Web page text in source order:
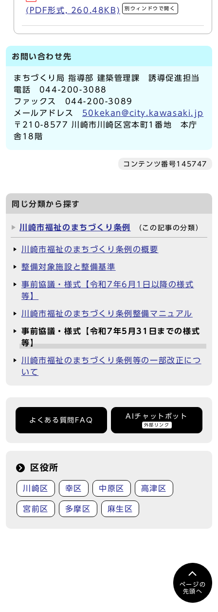
(PDF形式, 260.48KB)
別ウィンドウで開く
お問い合わせ先
まちづくり局 指導部 建築管理課 誘導促進担当
電話 044-200-3088
ファックス 044-200-3089
メールアドレス 50kekan@city.kawasaki.jp
〒210-8577 川崎市川崎区宮本町1番地 本庁
舎18階
コンテンツ番号145747
同じ分類から探す
川崎市福祉のまちづくり条例 （この記事の分類）
川崎市福祉のまちづくり条例の概要
整備対象施設と整備基準
事前協議・様式【令和7年6月1日以降の様式
等】
川崎市福祉のまちづくり条例整備マニュアル
事前協議・様式【令和7年5月31日までの様式
等】
川崎市福祉のまちづくり条例等の一部改正につ
いて
よくある質問FAQ
AIチャットボット
外部リンク
区役所
川崎区 幸区 中原区 高津区
宮前区 多摩区 麻生区
ページの
先頭へ